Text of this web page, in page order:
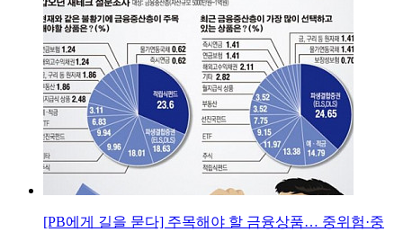
[PB에게 길을 묻다] 주목해야 할 금융상품… 중위험·중